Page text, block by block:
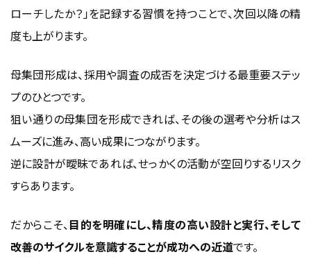
ローチしたか？」を記録する習慣を持つことで、次回以降の精
度も上がります。
母集団形成は、採用や調査の成否を決定づける最重要ステッ
プのひとつです。
狙い通りの母集団を形成できれば、その後の選考や分析はス
ムーズに進み、高い成果につながります。
逆に設計が曖昧であれば、せっかくの活動が空回りするリスク
すらあります。
だからこそ、目的を明確にし、精度の高い設計と実行、そして
改善のサイクルを意識することが成功への近道です。